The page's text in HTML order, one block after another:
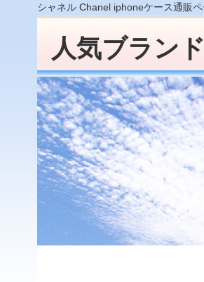
シャネル Chanel iphoneケース通販ペ
人気ブラン